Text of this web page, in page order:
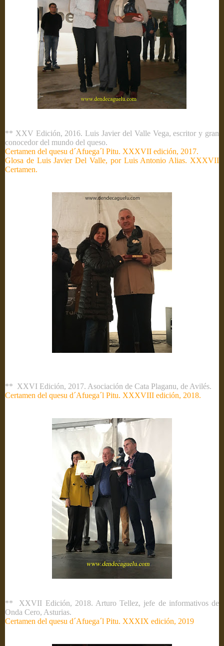
** XXV Edición, 2016. Luis Javier del Valle Vega, escritor y gran
conocedor del mundo del queso.
Certamen del quesu d´Afuega´l Pitu. XXXVII edición, 2017.
Glosa de Luis Javier Del Valle, por Luis Antonio Alias. XXXVII
Certamen.
** XXVI Edición, 2017. Asociación de Cata Plaganu, de Avilés.
Certamen del quesu d´Afuega´l Pitu. XXXVIII edición, 2018.
**
XXVII Edición, 2018. Arturo Tellez, jefe de informativos de
Onda Cero, Asturias.
Certamen del quesu d´Afuega´l Pitu. XXXIX edición, 2019